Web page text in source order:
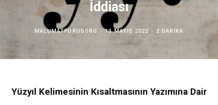
İddiası
MALUMATFURUSORG 13 MAYIS 2022 2 DAKIKA
Yüzyıl Kelimesinin Kısaltmasının Yazımına Dair